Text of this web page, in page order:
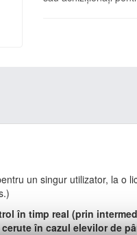
un singur utilizator, la o
în timp real (prin
în cazul elevilor de